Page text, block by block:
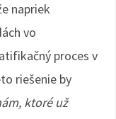
o
k
napriek
vo
proces v
riešenie by
ktoré už